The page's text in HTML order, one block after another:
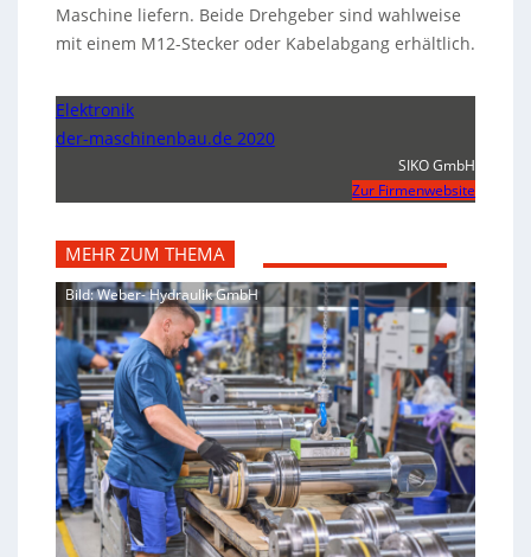
Maschine liefern. Beide Drehgeber sind wahlweise
mit einem M12-Stecker oder Kabelabgang erhältlich.
Elektronik
der-maschinenbau.de 2020
SIKO GmbH
Zur Firmenwebsite
MEHR ZUM THEMA
Bild: Weber- Hydraulik GmbH